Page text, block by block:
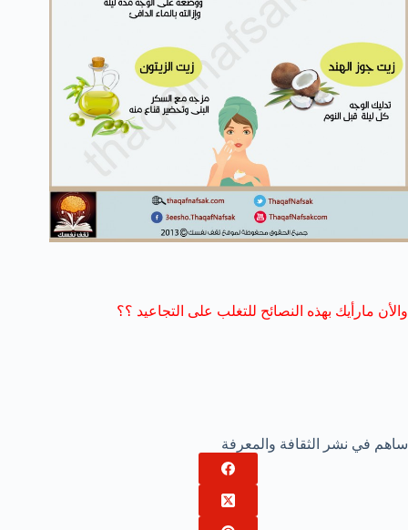
والأن مارأيك بهذه النصائح للتغلب على التجاعيد ؟؟
ساهم في نشر الثقافة والمعرفة